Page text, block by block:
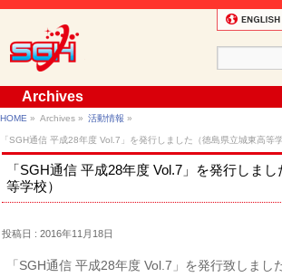
Archives
HOME » Archives » 活動情報 »
「SGH通信 平成28年度 Vol.7」を発行しました（徳島県立城東高等学
「SGH通信 平成28年度 Vol.7」を発行しま
等学校）
投稿日 : 2016年11月18日
「SGH通信 平成28年度 Vol.7」を発行致しまし